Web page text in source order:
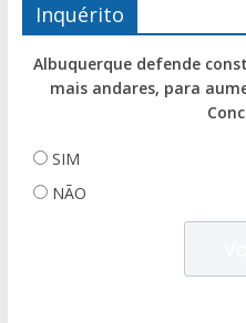
Inquérito
Albuquerque defende
mais andares, para
SIM
NÃO